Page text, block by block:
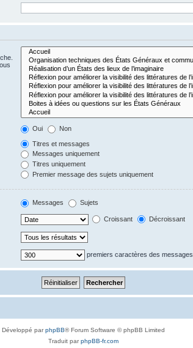
Oui Non
Titres et messages
Messages uniquement
Titres uniquement
Premier message des sujets uniquement
Messages Sujets
Croissant Décroissant
premiers caractères des messages
Développé parphpBB® Forum Software © phpBB Limited
Traduit parphpBB-fr.com